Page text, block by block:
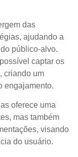
das
ajudando a
público-alvo.
captar os
criando um
engajamento.
oferece uma
mas também
visando
do usuário.